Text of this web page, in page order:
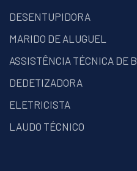
DESENTUPIDORA
MARIDO DE ALUGUEL
ASSISTÊNCIA TÉCNICA DE
DEDETIZADORA
ELETRICISTA
LAUDO TÉCNICO